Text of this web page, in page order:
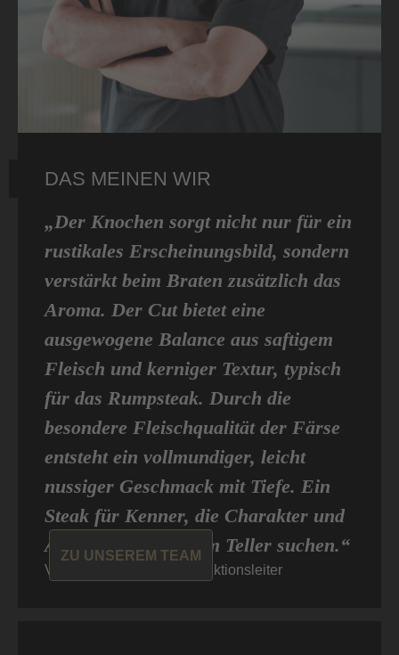
ZU UNSEREM TEAM
DAS MEINEN WIR
„Der Knochen sorgt nicht nur für ein
rustikales Erscheinungsbild, sondern
verstärkt beim Braten zusätzlich das
Aroma. Der Cut bietet eine
ausgewogene Balance aus saftigem
Fleisch und kerniger Textur, typisch
für das Rumpsteak. Durch die
besondere Fleischqualität der Färse
entsteht ein vollmundiger, leicht
nussiger Geschmack mit Tiefe. Ein
Steak für Kenner, die Charakter und
Authentizität auf dem Teller suchen.“
Veit von Don Carne, Produktionsleiter